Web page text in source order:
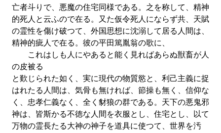
亡者斗りで、悪魔の住宅同様である。之を称して、精神
的死人と云ふので在る。又た仮令死人にならず共、天賦
の霊性を傷け破つて、外国思想に沈溺して居る人間は、
精神的疵人で在る。彼の平田篤胤翁の歌に、
これはしも人にやあると能く見ればあらぬ獣畜が人
の皮被る
と歎じられた如く、実に現代の物質慾と、利己主義に捉
はれたる人間は、気骨も無ければ、節操も無く、信仰な
く、忠孝仁義なく、全く豺狼の群である。天下の悪鬼邪
神は、皆斯かる不徳な人間を衣服とし、住宅とし、以て
万物の霊長たる大神の神子を道具に使つて、世界を汚